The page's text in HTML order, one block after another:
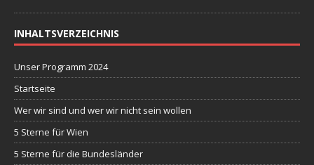
INHALTSVERZEICHNIS
Unser Programm 2024
Startseite
Wer wir sind und wer wir nicht sein wollen
5 Sterne für Wien
5 Sterne für die Bundesländer